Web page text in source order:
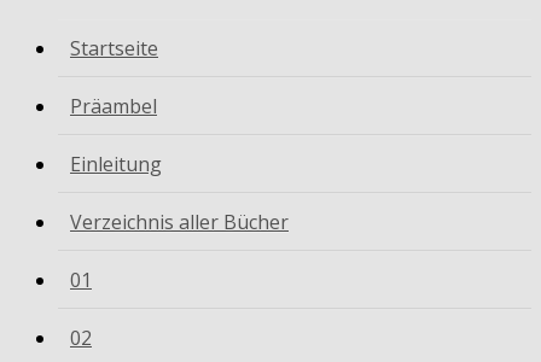
Startseite
Präambel
Einleitung
Verzeichnis aller Bücher
01
02